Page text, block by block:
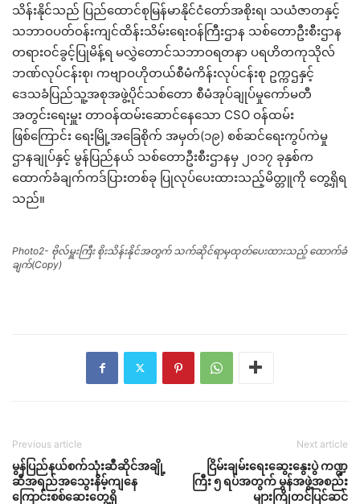
သိန်းနိုင်သည် ပြည်ထောင်စုမြန်မာနိုင်ငံတော်အစိုးရ၊ သယံဇာတနှင့်
သဘာဝပတ်ဝန်းကျင်ထိန်းသိမ်းရေးဝန်ကြီးဌာန သစ်တောဦးစီးဌာန
တရားဝင်ခွင့်ပြုမိန့်ရ မလွှဲတောင်သဘာဝရတနာ ပရဟိတကုသိုလ်
ဘဏ်လုပ်ငန်းစု၊ ကဗျာဝဟိုတယ်စီမံကိန်းလုပ်ငန်းစု ဥက္ကဌနှင့်
ဒေသခံပြည်သူ့အစုအဖွဲ့ပိုင်သစ်တော စီမံအုပ်ချုပ်မှုကော်မတီ
အတွင်းရေးမှူး တာဝန်ထမ်းဆောင်နေသော CSO ဝန်ထမ်း
ဖြစ်ကြောင်း ရေးမြို့အခြေစိုက် အမှတ်(၁၉) စစ်ဆင်ရေးကွပ်ကဲမှု
ဌာနချုပ်နှင့် မွန်ပြည်နယ် သစ်တောဦးစီးဌာနမှ ၂၀၁၇ ခုနှစ်က
ထောက်ခံချက်ကဒ်ပြားတစ်ခု ပြုလုပ်ပေးထားသည့်မိတ္တူကို တွေ့ရှိရ
သည်။
Photo2- ဗိုလ်မှူးကြီး စိုးသိန်းနိုင်အတွက် သက်ဆိုင်ရာမှထုတ်ပေးထားသည့် ထောက်ခံ
ချက်(Copy)
Previous article
မွန်ပြည်နယ်စက်သုံးဆီဆိုင်အချို့
ဆီအရည်အသွေးနိမ့်ကျနေ
ကြောင်းစစ်ဆေးတွေ့ရှိ
Next article
ငြိမ်းချမ်းရေးဆွေးနွေးပွဲ ကဏ္ဍ
ကြီး ၅ ရပ်အတွက် မွန်အဖွဲ့အစည်း
များကြိုတင်ပြင်ဆင်